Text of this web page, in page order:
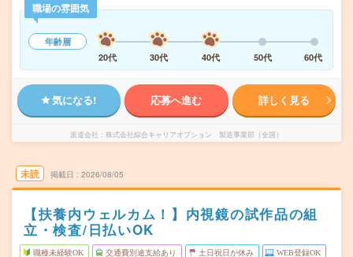
職場の雰囲気
年齢層
20代
30代 40代 50代 60代
気になる! 応募へ進む 詳しく見る
派遣会社 株式会社綜合キャリアオプション 製造事業部（全国）
未読 掲載日 2026/08/05
【扶養内ウェルカム！】内視鏡の試作品の組
立・検査/日払いOK
職種未経験OK 交通費別途支給あり 土日祝日が休み WEB登録OK